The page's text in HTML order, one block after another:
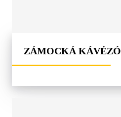
ZÁMOCKÁ KÁVÉZÓ